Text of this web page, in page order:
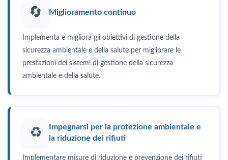
🔄 Miglioramento continuo
Implementa e migliora gli obiettivi di gestione della
sicurezza ambientale e della salute per migliorare le
prestazioni dei sistemi di gestione della sicurezza
ambientale e della salute.
♻️
Impegnarsi per la protezione ambientale e
la riduzione dei rifiuti
Implementare misure di riduzione e prevenzione dei rifiuti